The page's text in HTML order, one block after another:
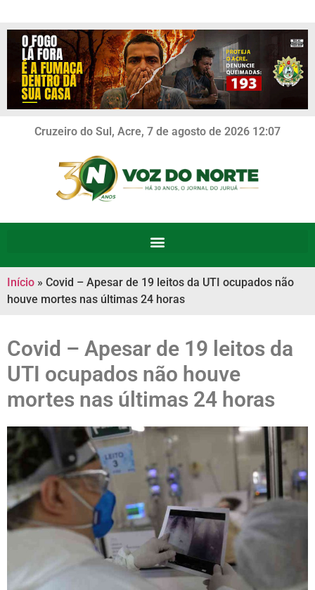
Cruzeiro do Sul, Acre, 7 de agosto de 2026 12:07
Início » Covid – Apesar de 19 leitos da UTI ocupados não
houve mortes nas últimas 24 horas
Covid – Apesar de 19 leitos da
UTI ocupados não houve
mortes nas últimas 24 horas